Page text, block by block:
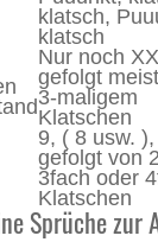
klatsch,
klatsch
Nur noch
gefolgt
3-maligem
Klatschen
9, ( 8 usw. ),
gefolgt von
3fach oder
Klatschen
Sprüche zur